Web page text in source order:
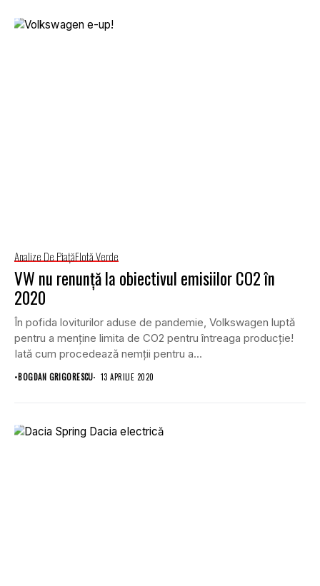
Analize De PiațăFlotă Verde
VW nu renunță la obiectivul emisiilor CO2 în
2020
În pofida loviturilor aduse de pandemie, Volkswagen luptă
pentru a menține limita de CO2 pentru întreaga producție!
Iată cum procedează nemții pentru a...
•BOGDAN GRIGORESCU 13 APRILIE 2020